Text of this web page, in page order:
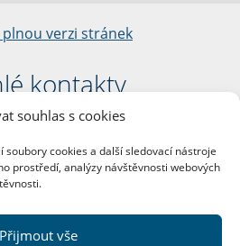
souhlas s cookies
soubory cookies a další sledovací nástroje
prostředí, analýzy návštěvnosti webových
Přijmout vše
verzi stránek
kontakty
fakulta
Palacha 1/2
38 Praha 1
CZ00216208